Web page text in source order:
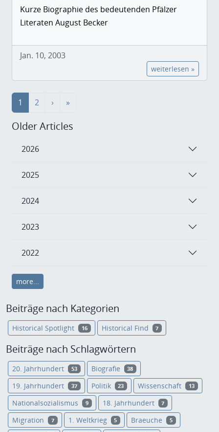
Kurze Biographie des bedeutenden Pfälzer
Literaten August Becker
Jan. 10, 2003
weiterlesen »
1 2 › »
Older Articles
2026
2025
2024
2023
2022
more...
Beiträge nach Kategorien
Historical Spotlight 16 Historical Find 7
Beiträge nach Schlagwörtern
20. Jahrhundert 53 Biografie 38
19. Jahrhundert 37 Politik 23 Wissenschaft 13
Nationalsozialismus 9 18. Jahrhundert 7
Migration 7 1. Weltkrieg 5 Braeuche 5